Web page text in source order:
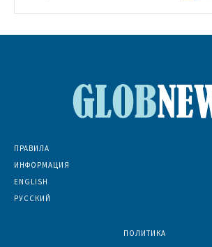
ПРАВИЛА
ИНФОРМАЦИЯ
ENGLISH
РУССКИЙ
ПОЛИТИКА